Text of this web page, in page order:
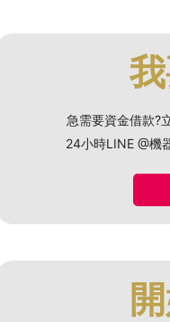
急需要資金借款?
24小時LINE @機